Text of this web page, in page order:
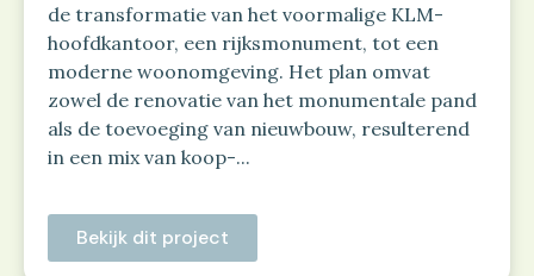
de transformatie van het voormalige KLM-
hoofdkantoor, een rijksmonument, tot een
moderne woonomgeving. Het plan omvat
zowel de renovatie van het monumentale pand
als de toevoeging van nieuwbouw, resulterend
in een mix van koop-...
Bekijk dit project